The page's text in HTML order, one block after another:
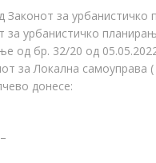
за
урбанистичко
од бр. 32/20 од
за Локална
донесе: